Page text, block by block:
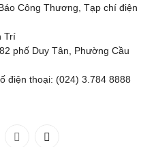
Công Thương, Tạp chí điện
Trí
phố Duy Tân, Phường Cầu
điện thoại: (024) 3.784 8888